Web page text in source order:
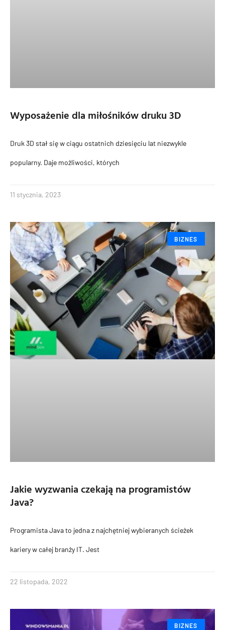
Wyposażenie dla miłośników druku 3D
Druk 3D stał się w ciągu ostatnich dziesięciu lat niezwykle
popularny. Daje możliwości, których
11 stycznia, 2023
BIZNES
Jakie wyzwania czekają na programistów
Java?
Programista Java to jedna z najchętniej wybieranych ścieżek
kariery w całej branży IT. Jest
22 listopada, 2022
BIZNES